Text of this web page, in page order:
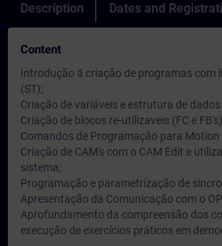
Description Dates and
Content
Introdução á criação de programas com
(ST);
Criação de variáveis e estrutura de dados
Criação de blocos re-utilizaveis (FC e
Comandos de Programação para Motion
Criação de CAM's com o CAM Edit e
sistema;
Programação e parametrização de
Apresentação da Comunicação com o
Aprofundamento da compreensão dos
execução de exercícios práticos em